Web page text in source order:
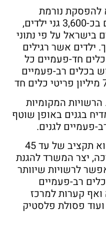
להפסקת נורמת
השימוש בכלים חד פעמיים בכ-3,600 גני ילדים,
הילדים בישראל על פי נתוני
ילדים אשר רגילים
לאכול יום-יום באמצעות 5 כלים חד-פעמיים כל
בכלים רב-פעמיים
המקומיות
בגנים באופן שוטף
פעמיים לגנים.
הסכום שהוקצה לתמיכה הוא תקציב של עד 45
יצר המשרד להגנת
לרשויות שיוותר
רב-פעמיים
ואף קערות למרכז
פסולת פלסטיק